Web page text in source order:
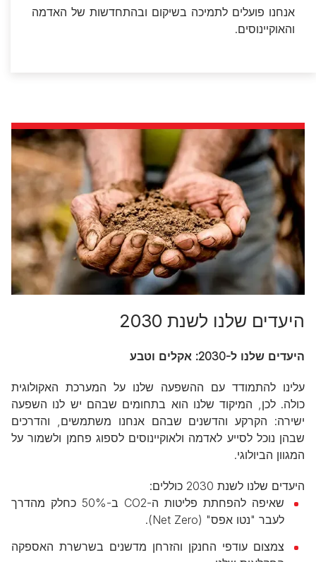
אנחנו פועלים לתמיכה בשיקום ובהתחדשות של האדמה
והאוקיינוסים.
היעדים שלנו לשנת 2030
היעדים שלנו ל-2030: אקלים וטבע
עלינו להתמודד עם ההשפעה שלנו על המערכת האקולוגית
כולה. לכן, המיקוד שלנו הוא בתחומים שבהם יש לנו השפעה
ישירה: הקרקע והדשנים שבהם אנחנו משתמשים, והדרכים
שבהן נוכל לסייע לאדמה ולאוקיינוסים לספוג פחמן ולשמור על
המגוון הביולוגי.
היעדים שלנו לשנת 2030 כוללים:
שאיפה להפחתת פליטות ה-CO2 ב-50% כחלק מהדרך
לעבר "נטו אפס" (Net Zero).
צמצום עודפי החנקן והזרחן מדשנים בשרשרת האספקה